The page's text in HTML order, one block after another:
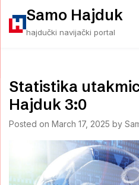
content
Samo Hajduk
hajdučki navijački portal
Statistika
Hajduk 3:0
Posted on March 17, 2025 by